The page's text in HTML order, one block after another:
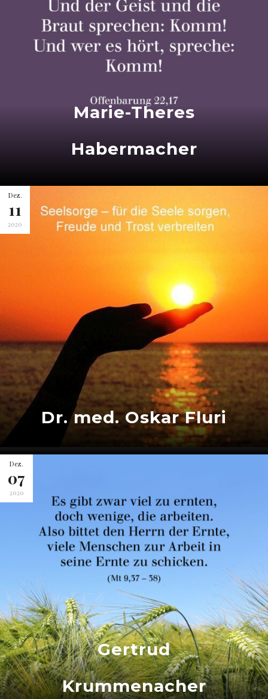
Marie-Theres
Habermacher
Dez.
11
2020
Dr. med. Oskar Fluri
Dez.
07
2020
Gertrud
Krummenacher